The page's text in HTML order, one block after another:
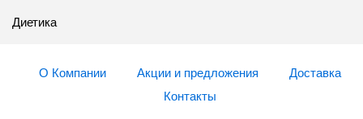
Диетика
О Компании Акции и предложения
Доставка
Контакты